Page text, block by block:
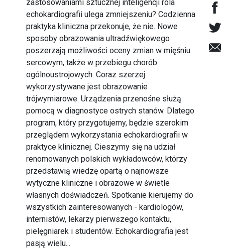
zastosowaniami sztucznej inteligencji rola
echokardiografii ulega zmniejszeniu? Codzienna
praktyka kliniczna przekonuje, że nie. Nowe
sposoby obrazowania ultradźwiękowego
poszerzają możliwości oceny zmian w mięśniu
sercowym, także w przebiegu chorób
ogólnoustrojowych. Coraz szerzej
wykorzystywane jest obrazowanie
trójwymiarowe. Urządzenia przenośne służą
pomocą w diagnostyce ostrych stanów. Dlatego
program, który przygotujemy, będzie szerokim
przeglądem wykorzystania echokardiografii w
praktyce klinicznej. Cieszymy się na udział
renomowanych polskich wykładowców, którzy
przedstawią wiedzę opartą o najnowsze
wytyczne kliniczne i obrazowe w świetle
własnych doświadczeń. Spotkanie kierujemy do
wszystkich zainteresowanych - kardiologów,
internistów, lekarzy pierwszego kontaktu,
pielęgniarek i studentów. Echokardiografia jest
pasją wielu...